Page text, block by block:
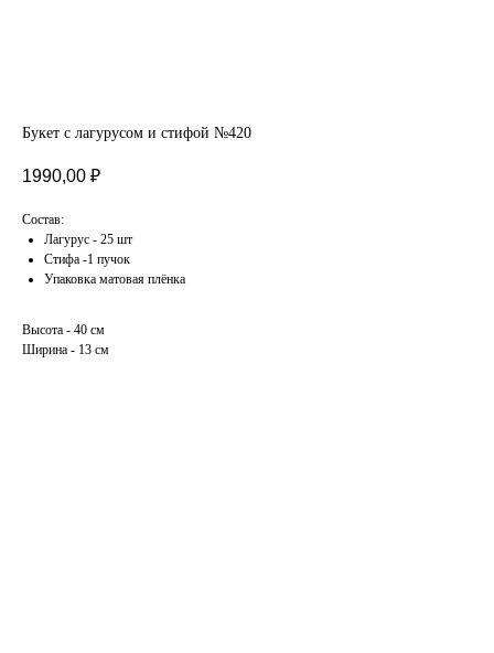
Букет с лагурусом и стифой №420
1990,00 ₽
Состав:
Лагурус - 25 шт
Стифа -1 пучок
Упаковка матовая плёнка
Высота - 40 см
Ширина - 13 см